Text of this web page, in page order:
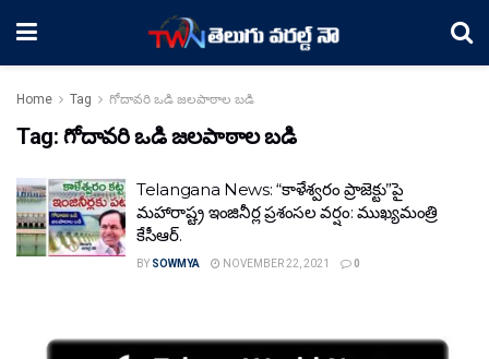
Home Tag గోదావరి ఒడి జలపాఠాల బడి
Tag: గోదావరి ఒడి జలపాఠాల బడి
Telangana News: “కాళేశ్వరం ప్రాజెక్టు”పై
మహారాష్ట్ర ఇంజినీర్ల ప్రశంసల వర్షం: ముఖ్యమంత్రి
కేసీఆర్‌.
BY SOWMYA NOVEMBER 22, 2021 0